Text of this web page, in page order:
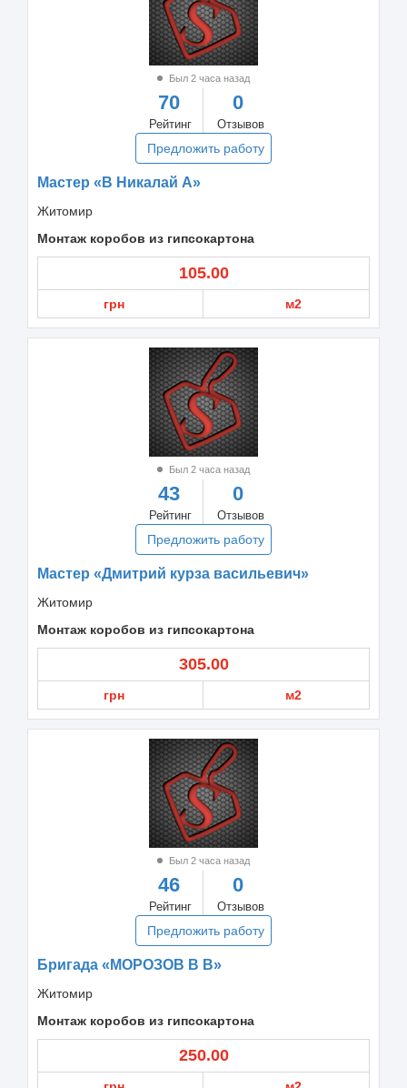
Был 2 часа назад
70
Рейтинг
0
Отзывов
Предложить работу
Мастер «В Никалай А»
Житомир
Монтаж коробов из гипсокартона
105.00
грн м2
Был 2 часа назад
43
Рейтинг
0
Отзывов
Предложить работу
Мастер «Дмитрий курза васильевич»
Житомир
Монтаж коробов из гипсокартона
305.00
грн м2
Был 2 часа назад
46
Рейтинг
0
Отзывов
Предложить работу
Бригада «МОРОЗОВ В В»
Житомир
Монтаж коробов из гипсокартона
250.00